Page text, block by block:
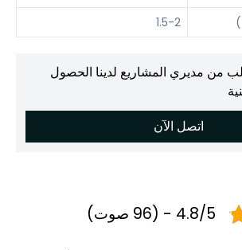
1.5-2
من مديري المشاريع لدينا الحصول
اتصل الآن
4.8/5 - (96 صوت)